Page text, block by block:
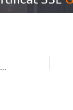
Industria de jocuri video din România a dezvoltat peste 20 de titluri și a generat o cifră de afaceri de 218 milioane de dolari în 2020